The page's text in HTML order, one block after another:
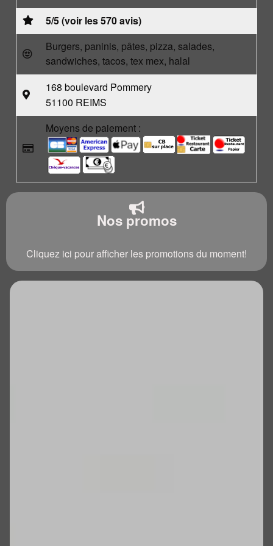
5/5 (voir les 570 avis)
Burgers, paninis, pâtes, pizza, salades,
sandwiches, tacos, tex mex, halal
168 boulevard Pommery
51100 REIMS
Moyens de paiement :
Nos promos
Cliquez ici pour afficher les promotions du moment!